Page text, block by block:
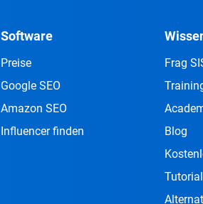
Software
Preise
Google SEO
Amazon SEO
Influencer finden
Frag
Blog